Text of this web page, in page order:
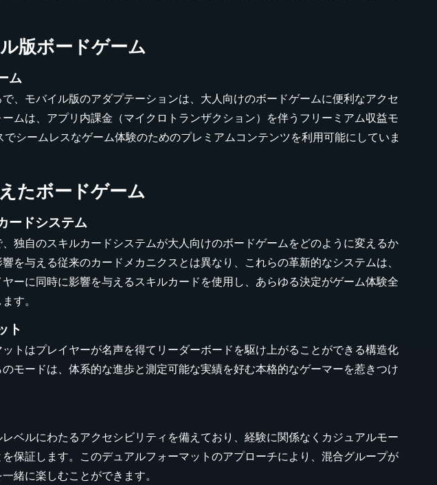
版ボードゲーム
ム
、モバイル版のアダプテーションは、大人向けのボードゲームに便利なアクセ
ムは、アプリ内課金（マイクロトランザクション）を伴うフリーミアム収益モ
シームレスなゲーム体験のためのプレミアムコンテンツを利用可能にしていま
たボードゲーム
ードシステム
独自のスキルカードシステムが大人向けのボードゲームをどのように変えるか
を与える従来のカードメカニクスとは異なり、これらの革新的なシステムは、
ーに同時に影響を与えるスキルカードを使用し、あらゆる決定がゲーム体験全
す。
ト
トはプレイヤーが名声を得てリーダーボードを駆け上がることができる構造化
モードは、体系的な進歩と測定可能な実績を好む本格的なゲーマーを惹きつけ
ベルにわたるアクセシビリティを備えており、経験に関係なくカジュアルモー
保証します。このデュアルフォーマットのアプローチにより、混合グループが
緒に楽しむことができます。